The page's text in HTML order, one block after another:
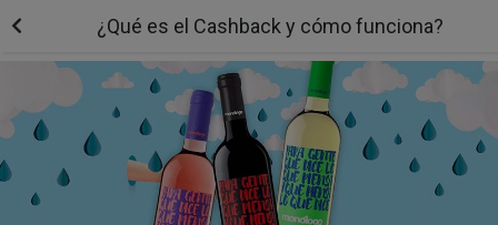
¿Qué es el Cashback y cómo funciona?